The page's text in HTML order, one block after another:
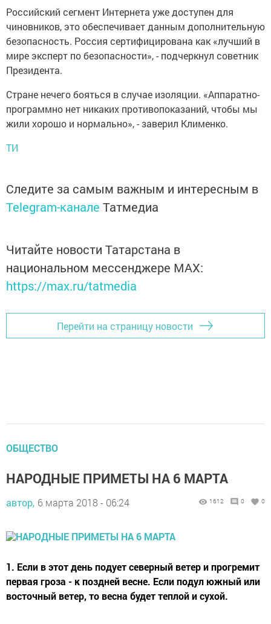
Российский сегмент Интернета уже доступен для
чиновников, это обеспечивает данным дополнительную
безопасность. Россия сертифицирована как «лучший в
мире эксперт по безопасности», - подчеркнул советник
Президента.
Стране нечего бояться в случае изоляции. «Аппаратно-
программно нет никаких противопоказаний, чтобы мы
жили хорошо и нормально», - заверил Клименко.
ТИ
Следите за самым важным и интересным в
Telegram-канале Татмедиа
Читайте новости Татарстана в
национальном мессенджере MАХ:
https://max.ru/tatmedia
Перейти на страницу новости
ОБЩЕСТВО
НАРОДНЫЕ ПРИМЕТЫ НА 6 МАРТА
автор, 6 марта 2018 - 06:24 1612 0 0
1. Если в этот день подует северный ветер и прогремит
первая гроза - к поздней весне. Если подул южный или
восточный ветер, то весна будет теплой и сухой.